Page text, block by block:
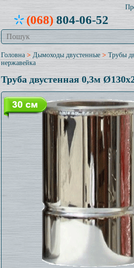
(068)804-06-52
Головна> Дымоходы двустенные>Трубы
нержавейка
Труба двустенная 0,3м